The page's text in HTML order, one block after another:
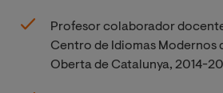
Profesor colaborador
Centro de Idiomas Modernos
Oberta de Catalunya, 2014-